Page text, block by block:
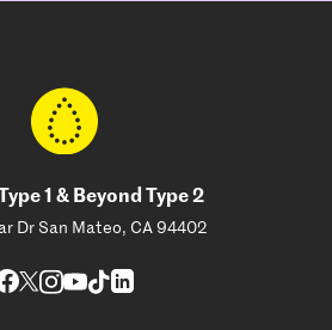
1 & Beyond Type 2
Dr San Mateo, CA 94402